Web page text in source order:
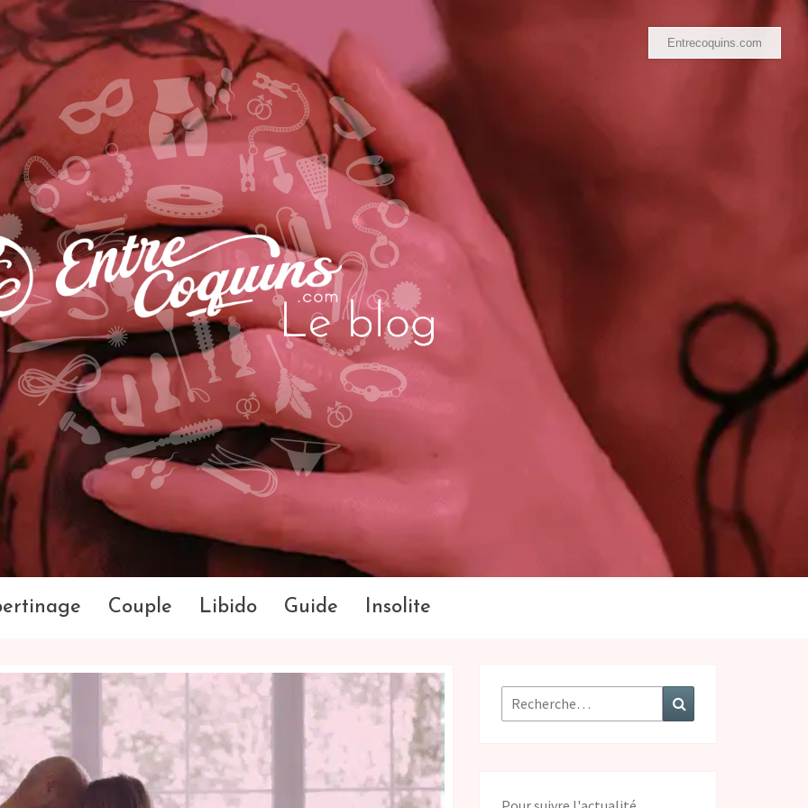
Entrecoquins.com
Couple Libido Guide Insolite